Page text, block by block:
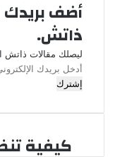
أضف بريدك
ذاتش.
ليصلك مقالات ذاتش
أ
د
ل
كيفية